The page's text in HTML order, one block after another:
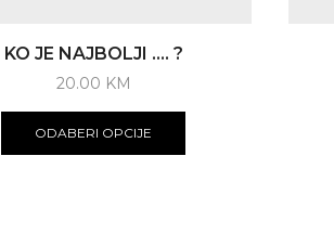
KO JE NAJBOLJI …. ?
20.00 KM
ODABERI OPCIJE